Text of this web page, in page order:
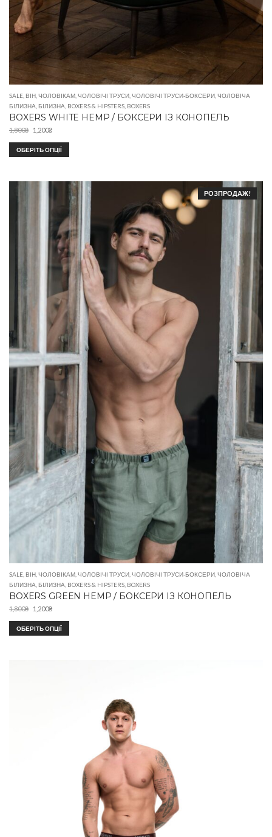
SALE ВІН ЧОЛОВІКАМ ЧОЛОВІЧІ ТРУСИ ЧОЛОВІЧІ ТРУСИ-БОКСЕРИ ЧОЛОВІЧА
БІЛИЗНА БІЛИЗНА BOXERS & HIPSTERS BOXERS
BOXERS WHITE HEMP / БОКСЕРИ ІЗ КОНОПЕЛЬ
1,800₴ 1,200₴
ОБЕРІТЬ ОПЦІЇ
РОЗПРОДАЖ!
SALE ВІН ЧОЛОВІКАМ ЧОЛОВІЧІ ТРУСИ ЧОЛОВІЧІ ТРУСИ-БОКСЕРИ ЧОЛОВІЧА
БІЛИЗНА БІЛИЗНА BOXERS & HIPSTERS BOXERS
BOXERS GREEN HEMP / БОКСЕРИ ІЗ КОНОПЕЛЬ
1,800₴ 1,200₴
ОБЕРІТЬ ОПЦІЇ